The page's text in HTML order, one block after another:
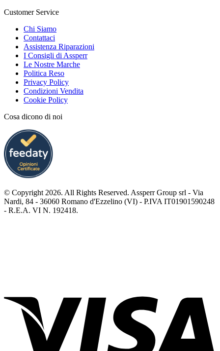
Customer Service
Chi Siamo
Contattaci
Assistenza Riparazioni
I Consigli di Assperr
Le Nostre Marche
Politica Reso
Privacy Policy
Condizioni Vendita
Cookie Policy
Cosa dicono di noi
© Copyright 2026. All Rights Reserved. Assperr Group srl - Via
Nardi, 84 - 36060 Romano d'Ezzelino (VI) - P.IVA IT01901590248
- R.E.A. VI N. 192418.